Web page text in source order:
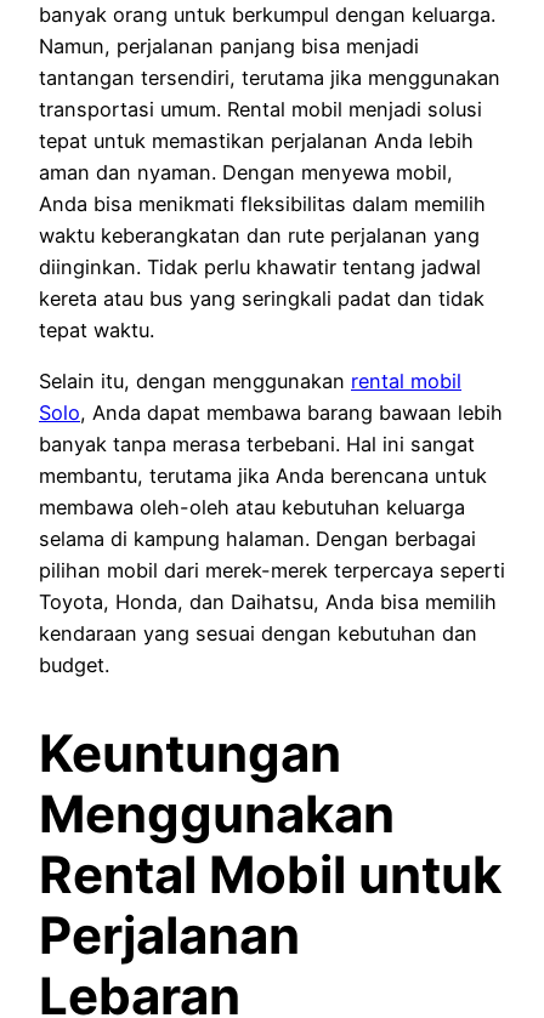
banyak orang untuk berkumpul dengan keluarga.
Namun, perjalanan panjang bisa menjadi
tantangan tersendiri, terutama jika menggunakan
transportasi umum. Rental mobil menjadi solusi
tepat untuk memastikan perjalanan Anda lebih
aman dan nyaman. Dengan menyewa mobil,
Anda bisa menikmati fleksibilitas dalam memilih
waktu keberangkatan dan rute perjalanan yang
diinginkan. Tidak perlu khawatir tentang jadwal
kereta atau bus yang seringkali padat dan tidak
tepat waktu.
Selain itu, dengan menggunakan rental mobil
Solo, Anda dapat membawa barang bawaan lebih
banyak tanpa merasa terbebani. Hal ini sangat
membantu, terutama jika Anda berencana untuk
membawa oleh-oleh atau kebutuhan keluarga
selama di kampung halaman. Dengan berbagai
pilihan mobil dari merek-merek terpercaya seperti
Toyota, Honda, dan Daihatsu, Anda bisa memilih
kendaraan yang sesuai dengan kebutuhan dan
budget.
Keuntungan
Menggunakan
Rental Mobil untuk
Perjalanan
Lebaran